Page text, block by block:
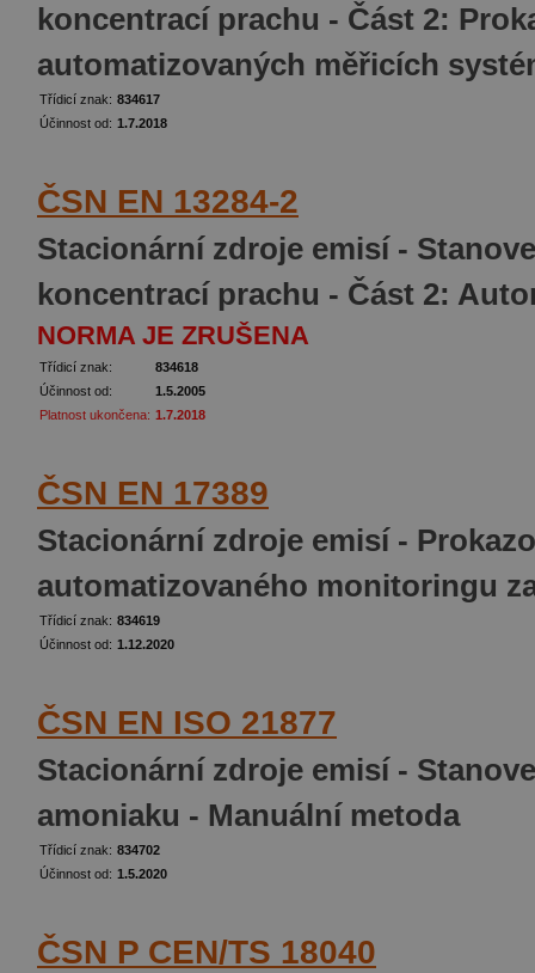
koncentrací prachu - Část 2:
automatizovaných měřicích
Třídicí znak: 834617
Účinnost od: 1.7.2018
ČSN EN 13284-2
Stacionární zdroje emisí -
koncentrací prachu - Část 2:
NORMA JE ZRUŠENA
Třídicí znak:
834618
Účinnost od:
1.5.2005
Platnost ukončena: 1.7.2018
ČSN EN 17389
Stacionární zdroje emisí -
automatizovaného monitoringu
Třídicí znak: 834619
Účinnost od: 1.12.2020
ČSN EN ISO 21877
Stacionární zdroje emisí -
amoniaku - Manuální metoda
Třídicí znak: 834702
Účinnost od: 1.5.2020
ČSN P CEN/TS 18040